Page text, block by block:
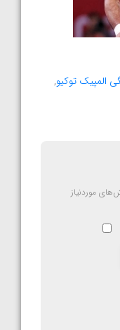
المپیک توکیو,
موردنیاز